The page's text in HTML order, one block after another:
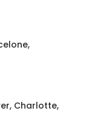
Charlotte,